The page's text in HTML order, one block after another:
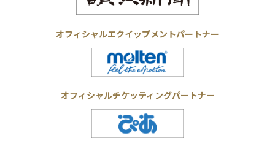
オフィシャルエクイップメントパートナー
オフィシャルチケッティングパートナー